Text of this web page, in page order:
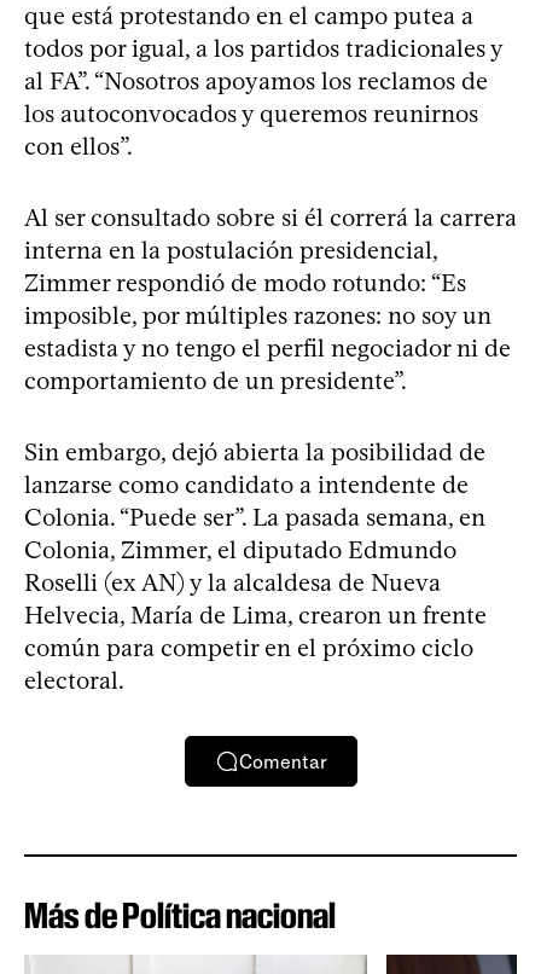
que está protestando en el campo putea a
todos por igual, a los partidos tradicionales y
al FA”. “Nosotros apoyamos los reclamos de
los autoconvocados y queremos reunirnos
con ellos”.
Al ser consultado sobre si él correrá la carrera
interna en la postulación presidencial,
Zimmer respondió de modo rotundo: “Es
imposible, por múltiples razones: no soy un
estadista y no tengo el perfil negociador ni de
comportamiento de un presidente”.
Sin embargo, dejó abierta la posibilidad de
lanzarse como candidato a intendente de
Colonia. “Puede ser”. La pasada semana, en
Colonia, Zimmer, el diputado Edmundo
Roselli (ex AN) y la alcaldesa de Nueva
Helvecia, María de Lima, crearon un frente
común para competir en el próximo ciclo
electoral.
Comentar
Más de Política nacional